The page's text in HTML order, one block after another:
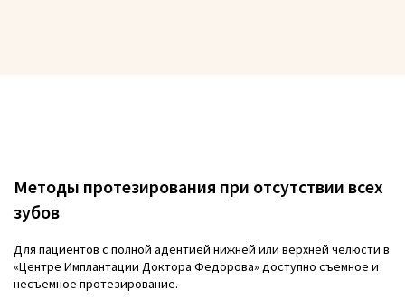
Методы протезирования при отсутствии всех
зубов
Для пациентов с полной адентией нижней или верхней челюсти в
«Центре Имплантации Доктора Федорова» доступно съемное и
несъемное протезирование.